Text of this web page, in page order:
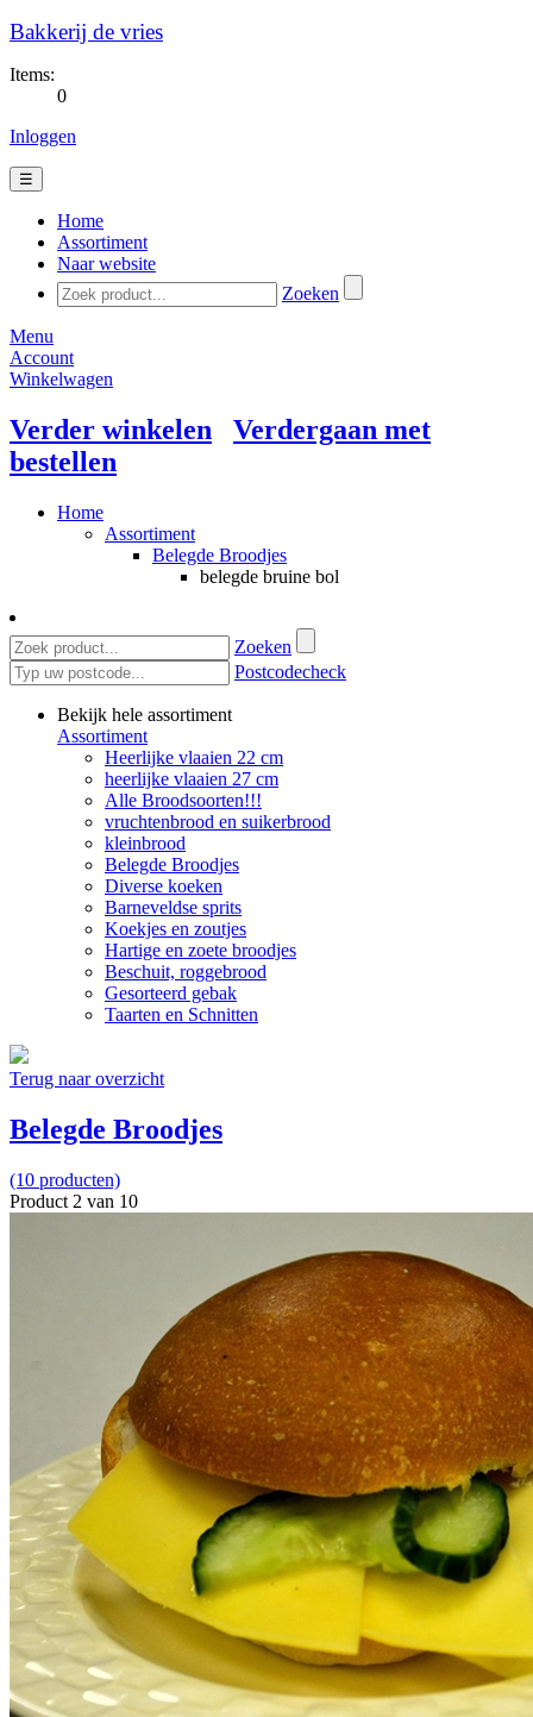
Bakkerij de vries
Items:
0
Inloggen
☰
Home
Assortiment
Naar website
Zoeken
Menu
Account
Winkelwagen
Verder winkelen
Verdergaan met
bestellen
Home
Assortiment
Belegde Broodjes
belegde bruine bol
Zoeken
Postcodecheck
Bekijk hele assortiment
Assortiment
Heerlijke vlaaien 22 cm
heerlijke vlaaien 27 cm
Alle Broodsoorten!!!
vruchtenbrood en suikerbrood
kleinbrood
Belegde Broodjes
Diverse koeken
Barneveldse sprits
Koekjes en zoutjes
Hartige en zoete broodjes
Beschuit, roggebrood
Gesorteerd gebak
Taarten en Schnitten
Terug naar overzicht
Belegde Broodjes
(10 producten)
Product 2 van 10